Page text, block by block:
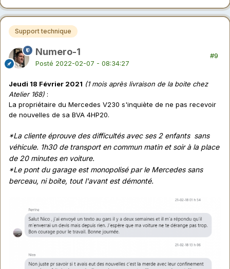
Support technique
Numero-1
Posté 2022-02-07 - 08:34:27
#9
Jeudi 18 Février 2021 (1 mois après livraison de la boite chez
Atelier 168) :
La propriétaire du Mercedes V230 s'inquiète de ne pas recevoir
de nouvelles de sa BVA 4HP20.
*La cliente éprouve des difficultés avec ses 2 enfants sans
véhicule. 1h30 de transport en commun matin et soir à la place
de 20 minutes en voiture.
*Le pont du garage est monopolisé par le Mercedes sans
berceau, ni boite, tout l'avant est démonté.